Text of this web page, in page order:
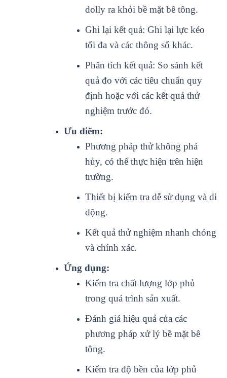
dolly ra khỏi bề mặt bê tông.
Ghi lại kết quả: Ghi lại lực kéo
tối đa và các thông số khác.
Phân tích kết quả: So sánh kết
quả đo với các tiêu chuẩn quy
định hoặc với các kết quả thử
nghiệm trước đó.
Ưu điểm:
Phương pháp thử không phá
hủy, có thể thực hiện trên hiện
trường.
Thiết bị kiểm tra dễ sử dụng và di
động.
Kết quả thử nghiệm nhanh chóng
và chính xác.
Ứng dụng:
Kiểm tra chất lượng lớp phủ
trong quá trình sản xuất.
Đánh giá hiệu quả của các
phương pháp xử lý bề mặt bê
tông.
Kiểm tra độ bền của lớp phủ